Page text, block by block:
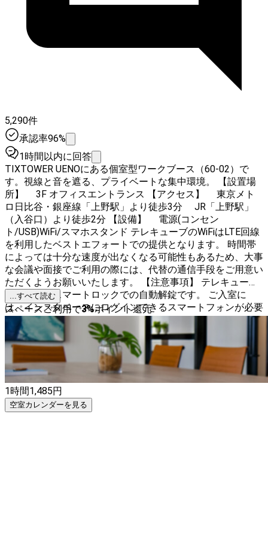
5,290件
承認率96%
1時間以内に回答
TIXTOWER UENOにある個室型ワークブース（60-02）で
す。視線と音を遮る、プライベートな集中環境。 【設置場
所】 3F オフィスエントランス 【アクセス】 東京メト
ロ日比谷・銀座線「上野駅」より徒歩3分 JR「上野駅」
（入谷口）より徒歩2分 【設備】 電源(コンセン
ト/USB)WiFi/スマホスタンド テレキューブのWiFiはLTE回線
を利用したベストエフォートでの提供となります。 時間帯
によっては十分な速度が出なくなる可能性もあるため、大事
な会議や面接でご利用の際には、代替の通信手段をご用意い
ただくようお願いいたします。 【注意事項】 テレキューブ
の解錠は、スマートロックでの自動解錠です。 ご入室に
は、インスタベースにログインできるスマートフォンが必要
となります。
...すべて読む
スペースご利用で3%ポイント還元
1時間1,485円
空室カレンダーを見る